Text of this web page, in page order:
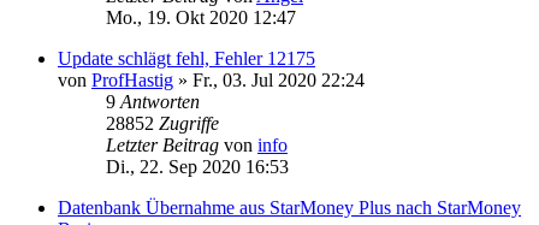
Mo., 19. Okt 2020 12:47
Update schlägt fehl, Fehler 12175
von ProfHastig » Fr., 03. Jul 2020 22:24
9 Antworten
28852 Zugriffe
Letzter Beitrag von info
Di., 22. Sep 2020 16:53
Datenbank Übernahme aus StarMoney Plus nach StarMoney